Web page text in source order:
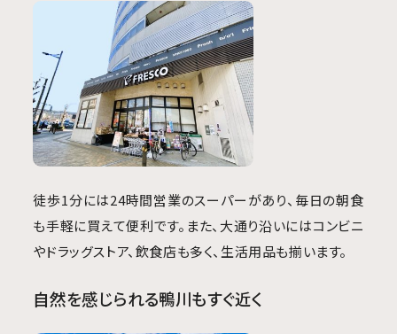
徒歩1分には24時間営業のスーパーがあり、毎日の朝食
も手軽に買えて便利です。また、大通り沿いにはコンビニ
やドラッグストア、飲食店も多く、生活用品も揃います。
自然を感じられる鴨川もすぐ近く